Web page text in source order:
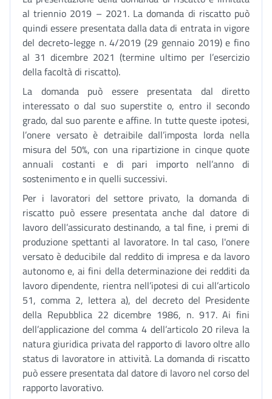
al triennio 2019 – 2021. La domanda di riscatto può
quindi essere presentata dalla data di entrata in vigore
del decreto-legge n. 4/2019 (29 gennaio 2019) e fino
al 31 dicembre 2021 (termine ultimo per l’esercizio
della facoltà di riscatto).
La domanda può essere presentata dal diretto
interessato o dal suo superstite o, entro il secondo
grado, dal suo parente e affine. In tutte queste ipotesi,
l’onere versato è detraibile dall’imposta lorda nella
misura del 50%, con una ripartizione in cinque quote
annuali costanti e di pari importo nell’anno di
sostenimento e in quelli successivi.
Per i lavoratori del settore privato, la domanda di
riscatto può essere presentata anche dal datore di
lavoro dell’assicurato destinando, a tal fine, i premi di
produzione spettanti al lavoratore. In tal caso, l'onere
versato è deducibile dal reddito di impresa e da lavoro
autonomo e, ai fini della determinazione dei redditi da
lavoro dipendente, rientra nell’ipotesi di cui all’articolo
51, comma 2, lettera a), del decreto del Presidente
della Repubblica 22 dicembre 1986, n. 917. Ai fini
dell’applicazione del comma 4 dell’articolo 20 rileva la
natura giuridica privata del rapporto di lavoro oltre allo
status di lavoratore in attività. La domanda di riscatto
può essere presentata dal datore di lavoro nel corso del
rapporto lavorativo.